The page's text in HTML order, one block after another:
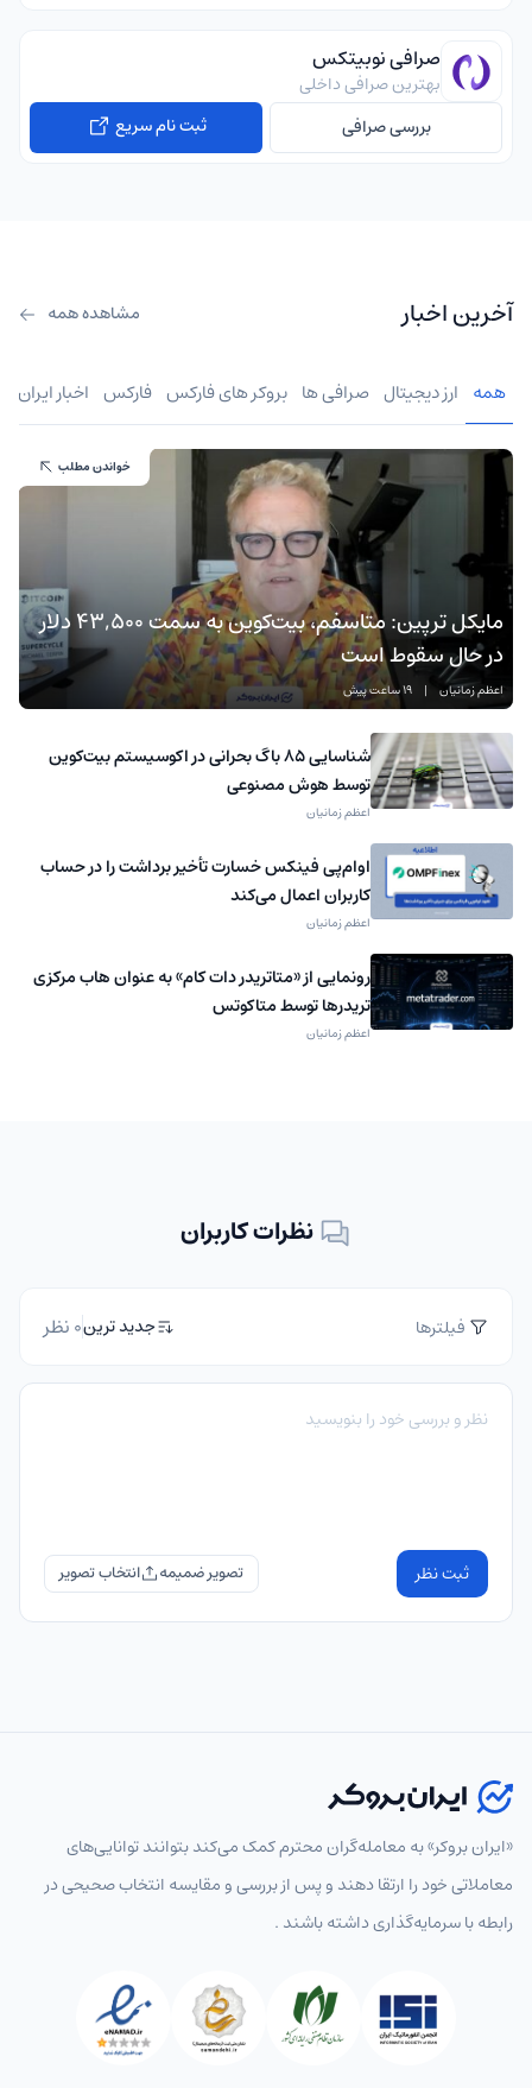
صرافی نوبیتکس
بهترین صرافی داخلی
بررسی صرافی
ثبت نام سریع
آخرین اخبار مشاهده همه
همه ارز دیجیتال صرافی ها بروکر های فارکس فارکس اخبار ایران
مایکل ترپین: متاسفم، بیت‌کوین به سمت ۴۳,۵۰۰ دلار
در حال سقوط است
اعظم زمانیان | 19 ساعت پیش
خواندن مطلب
شناسایی ۸۵ باگ بحرانی در اکوسیستم بیت‌کوین
توسط هوش مصنوعی
اعظم زمانیان
اوام‌پی فینکس خسارت تأخیر برداشت را در حساب
کاربران اعمال می‌کند
اعظم زمانیان
رونمایی از «متاتریدر دات کام» به عنوان هاب مرکزی
تریدرها توسط متاکوتس
اعظم زمانیان
نظرات کاربران
فیلترها جدید ترین0 نظر
ثبت نظر تصویر ضمیمه
«ایران بروکر» به معامله‌گران محترم کمک می‌کند بتوانند توانایی‌های
معاملاتی خود را ارتقا دهند و پس از بررسی و مقایسه انتخاب‌ صحیحی در
رابطه با سرمایه‌گذاری داشته باشند .